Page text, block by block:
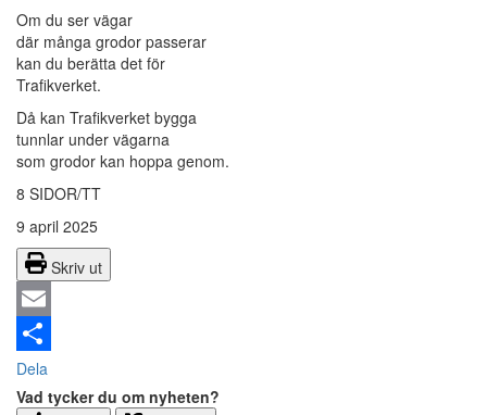
Om du ser vägar
där många grodor passerar
kan du berätta det för
Trafikverket.
Då kan Trafikverket bygga
tunnlar under vägarna
som grodor kan hoppa genom.
8 SIDOR/TT
9 april 2025
Skriv ut
Email
Dela
Vad tycker du om nyheten?